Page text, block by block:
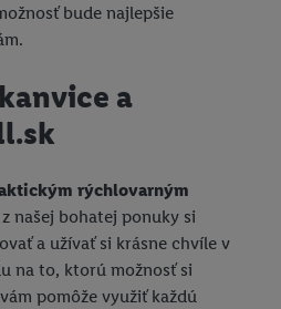
bude najlepšie
a
rýchlovarným
z našej bohatej ponuky si
a užívať si krásne chvíle v
na to, ktorú možnosť si
pomôže využiť každú